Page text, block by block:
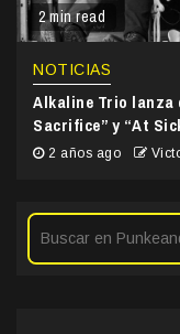
2 min read
NOTICIAS
Alkaline Trio lanza
Sacrifice” y “At
2 años ago